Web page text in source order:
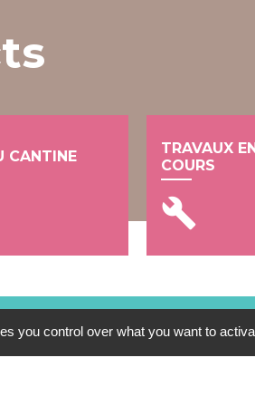
CANTINE
TRAVAUX
COURS
build
you control over what you want to